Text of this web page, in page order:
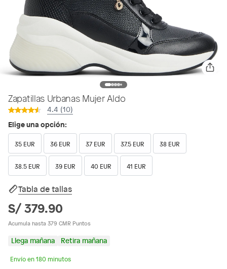
Zapatillas Urbanas Mujer Aldo
4.4 (10)
Elige una opción:
35 EUR 36 EUR 37 EUR 37.5 EUR 38 EUR
38.5 EUR 39 EUR 40 EUR 41 EUR
Tabla de tallas
S/ 379.90
Acumula hasta 379 CMR Puntos
Llega mañana Retira mañana
Envío en 180 minutos